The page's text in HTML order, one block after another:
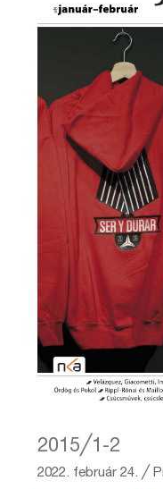
2015╱1-2
2022. február 24. ╱